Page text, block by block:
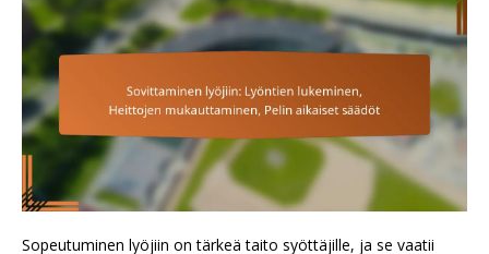
Sopeutuminen lyöjiin on tärkeä taito syöttäjille, ja se vaatii